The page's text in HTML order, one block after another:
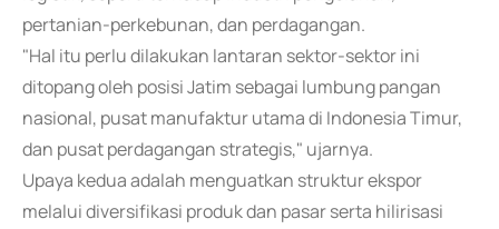
pertanian-perkebunan, dan perdagangan.
"Hal itu perlu dilakukan lantaran sektor-sektor ini
ditopang oleh posisi Jatim sebagai lumbung pangan
nasional, pusat manufaktur utama di Indonesia Timur,
dan pusat perdagangan strategis," ujarnya.
Upaya kedua adalah menguatkan struktur ekspor
melalui diversifikasi produk dan pasar serta hilirisasi